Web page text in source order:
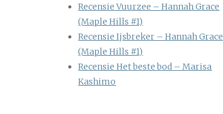
Recensie Vuurzee – Hannah Grace
(Maple Hills #1)
Recensie Ijsbreker – Hannah Grace
(Maple Hills #1)
Recensie Het beste bod – Marisa
Kashimo